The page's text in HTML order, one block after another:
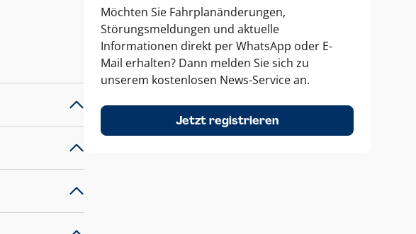
Möchten Sie Fahrplanänderungen,
Störungsmeldungen und aktuelle
Informationen direkt per WhatsApp oder E-
Mail erhalten? Dann melden Sie sich zu
unserem kostenlosen News-Service an.
Jetzt registrieren